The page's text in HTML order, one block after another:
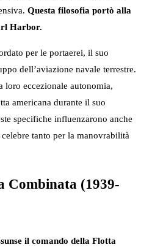
Questa filosofia portò alla
Harbor.
per le portaerei, il suo
dell’aviazione navale terrestre.
eccezionale autonomia,
americana durante il suo
specifiche influenzarono anche
tanto per la manovrabilità
Combinata (1939-
il comando della Flotta